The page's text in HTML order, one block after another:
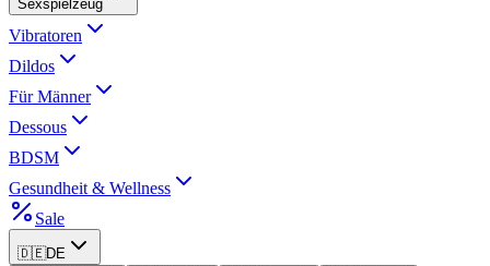
Sexspielzeug
Vibratoren
Dildos
Für Männer
Dessous
BDSM
Gesundheit & Wellness
Sale
🇩🇪DE